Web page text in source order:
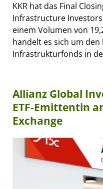
KKR hat das Final
Infrastructure
einem Volumen von
handelt es sich um
Infrastrukturfonds in
Allianz Global
ETF-Emittentin
Exchange